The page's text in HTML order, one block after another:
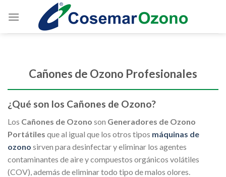
Cañones de Ozono Profesionales
¿Qué son los Cañones de Ozono?
Los Cañones de Ozono son Generadores de Ozono
Portátiles que al igual que los otros tipos máquinas de
ozono sirven para desinfectar y eliminar los agentes
contaminantes de aire y compuestos orgánicos volátiles
(COV), además de eliminar todo tipo de malos olores.